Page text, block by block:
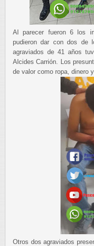
Al parecer fueron 6 los
pudieron dar con dos de
agraviados de 41 años
Alcides Carrión. Los
de valor como ropa, dinero
Otros dos agraviados